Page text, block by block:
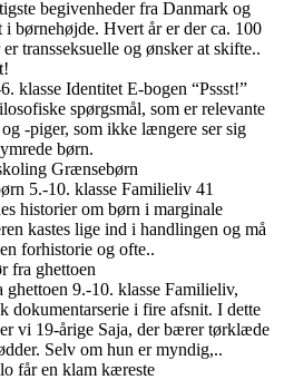
begivenheder fra Danmark og
i børnehøjde. Hvert år er der ca. 100
transseksuelle og ønsker at skifte..
klasse Identitet E-bogen “Pssst!”
spørgsmål, som er relevante
-piger, som ikke længere ser sig
børn.
Grænsebørn
5.-10. klasse Familieliv 41
historier om børn i marginale
kastes lige ind i handlingen og må
forhistorie og ofte..
fra ghettoen
ghettoen 9.-10. klasse Familieliv,
dokumentarserie i fire afsnit. I dette
vi 19-årige Saja, der bærer tørklæde
Selv om hun er myndig,..
får en klam kæreste